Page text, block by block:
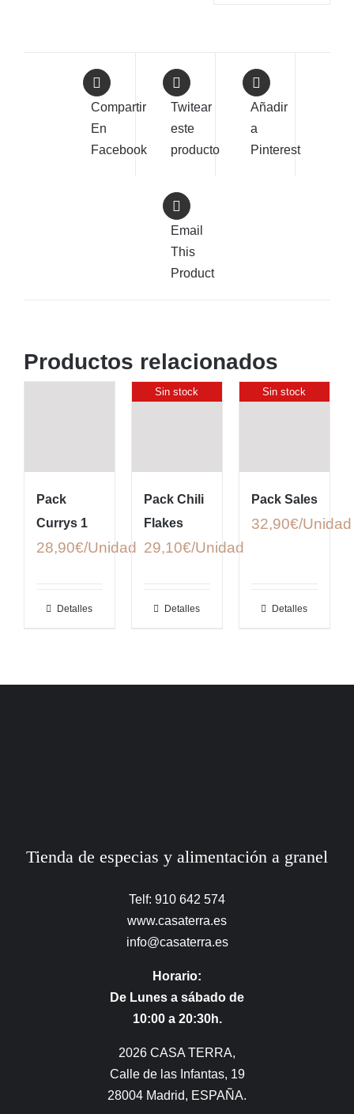
Compartir
En
Facebook
Twitear
este
producto
Añadir
a
Pinterest
Email
This
Product
Productos relacionados
Pack
Currys 1
28,90€
Detalles
Sin stock
Pack Chili
Flakes
29,10€
Detalles
Sin stock
Pack Sales
32,90€
Detalles
Tienda de especias y alimentación a granel
Telf: 910 642 574
www.casaterra.es
info@casaterra.es
Horario:
De Lunes a sábado de
10:00 a 20:30h.
2026 CASA TERRA,
Calle de las Infantas, 19
28004 Madrid, ESPAÑA.